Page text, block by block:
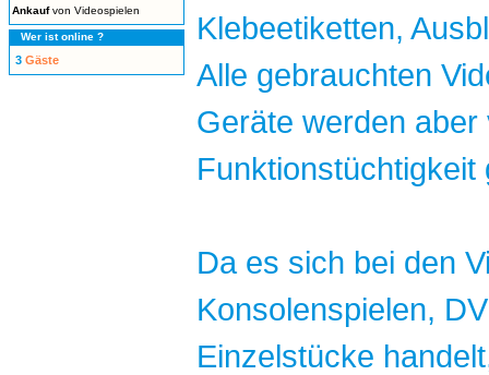
Ankaufvon Videospielen
Wer ist online ?
3 Gäste
Klebeetiketten,
Alle gebrauchten
Geräte werden
Funktionstüchtigkeit
Da es sich bei den
Konsolenspielen,
Einzelstücke